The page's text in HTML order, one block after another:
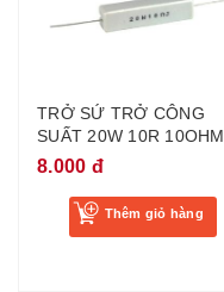
TRỞ SỨ TRỞ CÔNG
SUẤT 20W 10R 10OHM
20W
8.000 đ
Thêm giỏ hàng